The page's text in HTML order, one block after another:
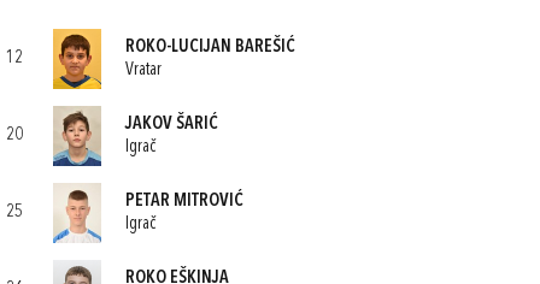
12
ROKO-LUCIJAN BAREŠIĆ
Vratar
20
JAKOV ŠARIĆ
Igrač
25
PETAR MITROVIĆ
Igrač
ROKO EŠKINJA